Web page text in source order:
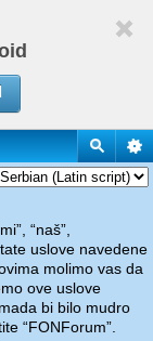
“naš”,
uslove navedene
molimo vas da
ove uslove
bi bilo mudro
“FONForum”.